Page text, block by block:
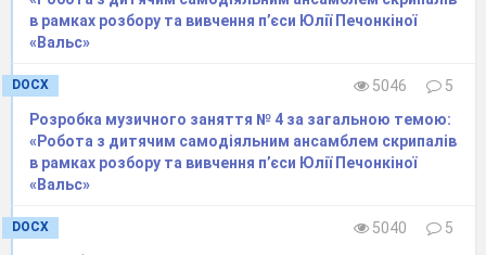
• спокій;
• спілкування;
• стабільність;
• спілкування з природою;
• життєрадісність;
• гармонія;
• хороше самопочуття тощо.
триматися у рівновазі. І один з головних
в рамках розбору та вивчення п’єси Юлії Печонкіної
«Вальс»
DOCX 5046
5
Розробка музичного заняття № 4 за загальною темою:
«Робота з дитячим самодіяльним ансамблем скрипалів
в рамках розбору та вивчення п’єси Юлії Печонкіної
«Вальс»
DOCX 5040
5